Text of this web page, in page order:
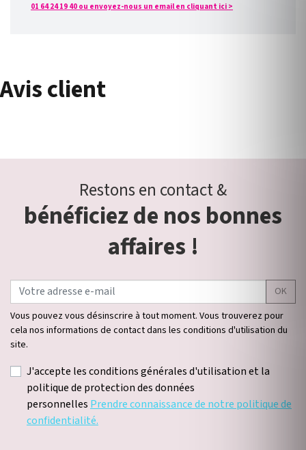
01 64 24 19 40 ou envoyez-nous un email en cliquant ici >
Avis client
Restons en contact &
bénéficiez de nos bonnes
affaires !
OK
Vous pouvez vous désinscrire à tout moment. Vous trouverez pour
cela nos informations de contact dans les conditions d'utilisation du
site.
J'accepte les conditions générales d'utilisation et la
politique de protection des données
personnelles Prendre connaissance de notre politique de
confidentialité.